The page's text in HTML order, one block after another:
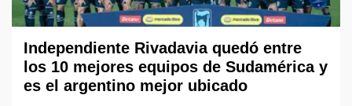
Independiente Rivadavia quedó entre
los 10 mejores equipos de Sudamérica y
es el argentino mejor ubicado